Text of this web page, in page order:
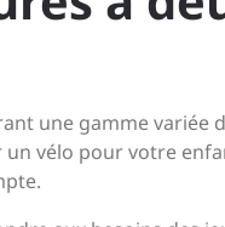
une gamme variée
un vélo pour votre